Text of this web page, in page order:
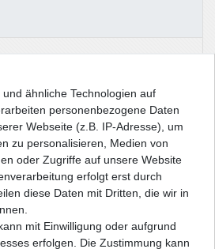
Fußraums
500g/m²) mit Umkettelung und
Unterseite
Original-
im Lieferumfang befinden sich
zur Fixierung der Matten, wenn
ähnliche Technologien auf
personenbezogene Daten
Webseite (z.B. IP-Adresse), um
zu personalisieren, Medien von
oder Zugriffe auf unsere Website
erfolgt erst durch
diese Daten mit Dritten, die wir in
mit Einwilligung oder aufgrund
erfolgen. Die Zustimmung kann